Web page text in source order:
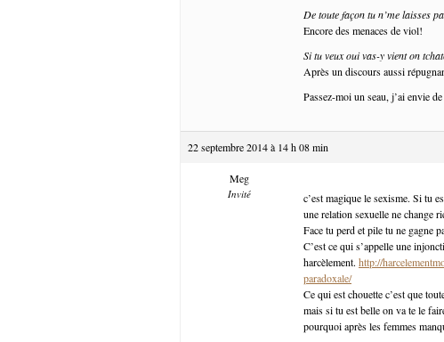
De toute façon tu n’me laisses
Encore des menaces de viol!
Si tu veux oui vas-y vient on
Après un discours aussi
Passez-moi un seau, j’ai envie
22 septembre 2014 à 14 h 08 min
Meg
Invité
c’est magique le sexisme. Si tu
une relation sexuelle ne change
Face tu perd et pile tu ne gagne
C’est ce qui s’appelle une
harcèlement. http://
paradoxale/
Ce qui est chouette c’est que
mais si tu est belle on va te le
pourquoi après les femmes